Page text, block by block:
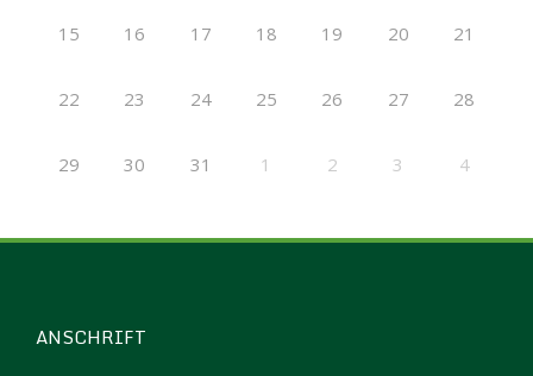
15 16 17 18 19 20 21
22 23 24 25 26 27 28
29 30 31 1 2 3 4
ANSCHRIFT